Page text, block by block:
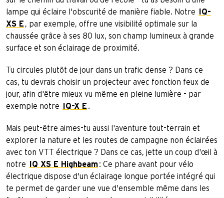
lampe qui éclaire l'obscurité de manière fiable. Notre
IQ-
XS E , par exemple, offre une visibilité optimale sur la
chaussée grâce à ses 80 lux, son champ lumineux à grande
surface et son éclairage de proximité.
Tu circules plutôt de jour dans un trafic dense ? Dans ce
cas, tu devrais choisir un projecteur avec fonction feux de
jour, afin d'être mieux vu même en pleine lumière - par
exemple notre
IQ-X E .
Mais peut-être aimes-tu aussi l'aventure tout-terrain et
explorer la nature et les routes de campagne non éclairées
avec ton VTT électrique ? Dans ce cas, jette un coup d'œil à
notre
IQ XS E Highbeam: Ce phare avant pour vélo
électrique dispose d'un éclairage longue portée intégré qui
te permet de garder une vue d'ensemble même dans les